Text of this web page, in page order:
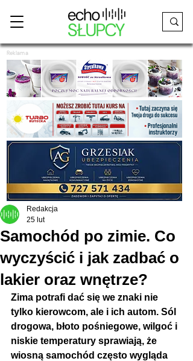
Reklama
Samochód po zimie. Co
wyczyścić i jak zadbać o
lakier oraz wnętrze?
Redakcja
25 lut
Zima potrafi dać się we znaki nie
tylko kierowcom, ale i ich autom. Sól
drogowa, błoto pośniegowe, wilgoć i
niskie temperatury sprawiają, że
wiosną samochód często wygląda